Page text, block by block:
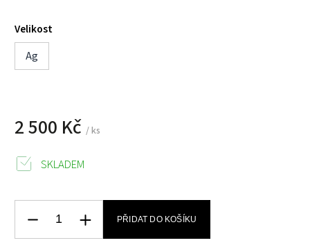
Velikost
Ag
2 500 Kč / ks
SKLADEM
PŘIDAT DO KOŠÍKU